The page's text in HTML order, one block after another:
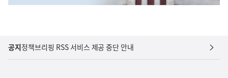
공지정책브리핑 RSS 서비스 제공 중단 안내